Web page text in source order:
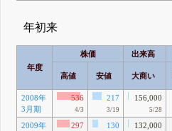
年初来
年度
株価 出来高
高値 安値 大商い
2008年
3月期
536
4/3
217
3/19
156,000
5/28
2009年
297 130 132,000